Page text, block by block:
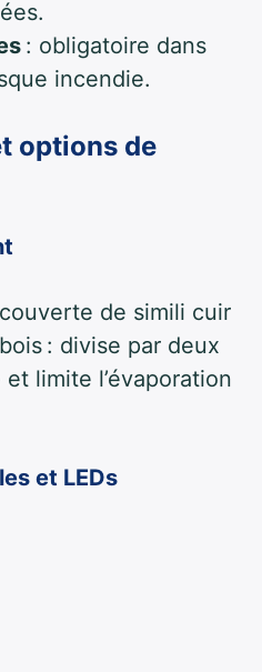
: obligatoire dans
incendie.
options de
de simili cuir
: divise par deux
limite l’évaporation
et LEDs